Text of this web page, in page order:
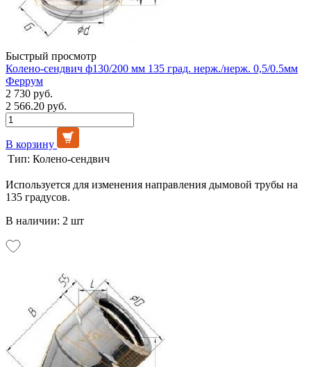
Быстрый просмотр
Колено-сендвич ф130/200 мм 135 град. нерж./нерж. 0,5/0.5мм
Феррум
2 730 руб.
2 566.20 руб.
В корзину
Тип: Колено-сендвич
Используется для изменения направления дымовой трубы на
135 градусов.
В наличии: 2 шт